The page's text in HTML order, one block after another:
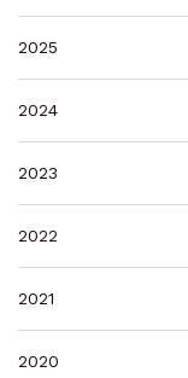
2025
2024
2023
2022
2021
2020